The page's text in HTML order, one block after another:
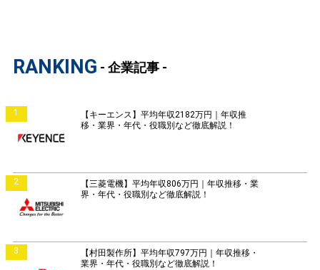
RANKING - 企業記事 -
1
【キーエンス】平均年収2182万円｜年収推
移・業界・年代・役職別など徹底解説！
2
【三菱電機】平均年収806万円｜年収推移・業
界・年代・役職別など徹底解説！
3
【村田製作所】平均年収797万円｜年収推移・
業界・年代・役職別など徹底解説！